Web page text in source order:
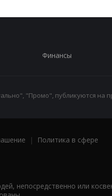
Финансы
"Промо", публикуются на
|
Политика в сфере
непосредственно или